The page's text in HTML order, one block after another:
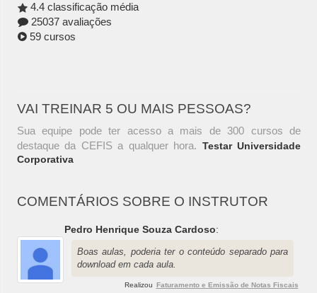
4.4 classificação média
25037 avaliações
59 cursos
VAI TREINAR 5 OU MAIS PESSOAS?
Sua equipe pode ter acesso a mais de 300 cursos de
destaque da CEFIS a qualquer hora. Testar Universidade
Corporativa
COMENTÁRIOS SOBRE O INSTRUTOR
Pedro Henrique Souza Cardoso:
Boas aulas, poderia ter o conteúdo separado para
download em cada aula.
Realizou Faturamento e Emissão de Notas Fiscais